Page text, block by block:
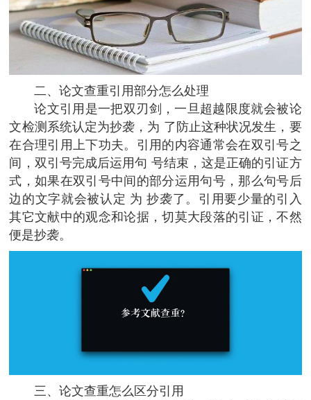
二、论文查重引用部分怎么处理
论文引用是一把双刃剑，一旦超越限度就会被论
文检测系统认定为抄袭，为 了防止这种状况发生，要
在合理引用上下功夫。引用的内容通常会在双引号之
间，双引号完成后运用句 号结束，这是正确的引证方
式，如果在双引号中间的部分运用句号，那么句号后
边的文字就会被认定 为 抄袭了。引用要少量的引入
其它文献中的观念和论据，切莫大段落的引证，不然
便是抄袭。
三、论文查重怎么区分引用